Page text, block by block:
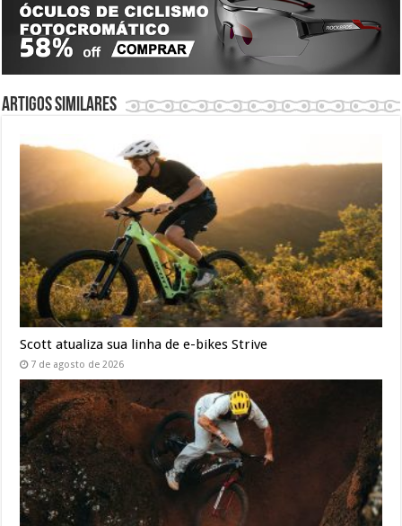
Artigos similares
Scott atualiza sua linha de e-bikes Strive
7 de agosto de 2026